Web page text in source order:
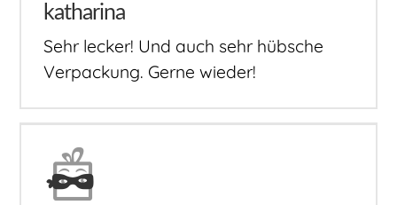
katharina
Sehr lecker! Und auch sehr hübsche
Verpackung. Gerne wieder!